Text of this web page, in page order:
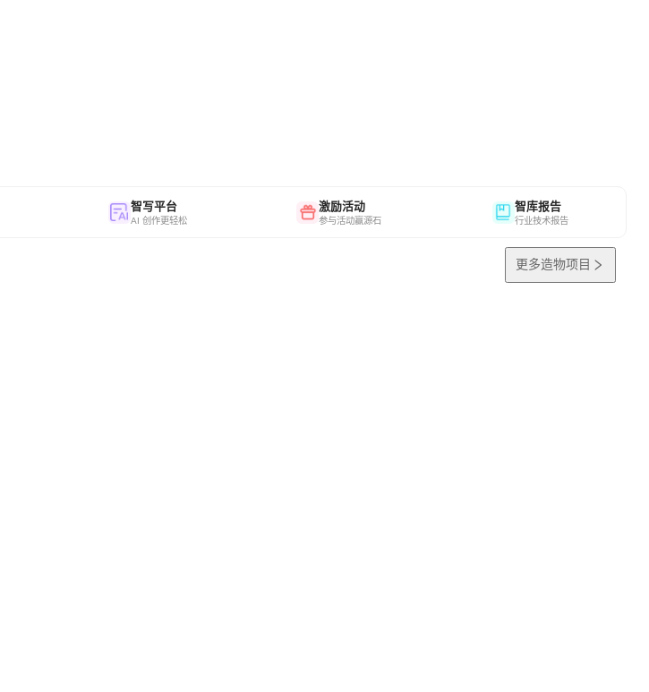
智写平台
AI 创作更轻松
激励活动
参与活动赢源石
智库报告
行业技术报告
更多造物项目